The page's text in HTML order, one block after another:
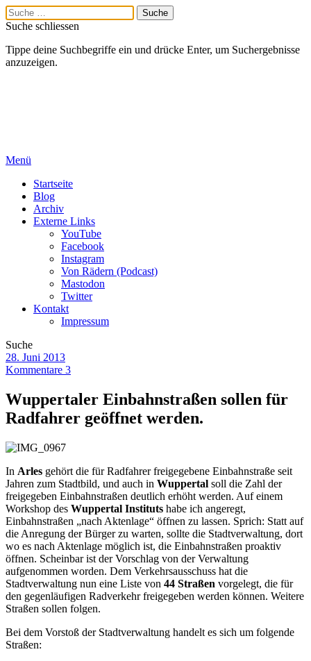
Suche schliessen
Tippe deine Suchbegriffe ein und drücke Enter, um Suchergebnisse
anzuzeigen.
Menü
Startseite
Blog
Archiv
Externe Links
YouTube
Facebook
Instagram
Von Rädern (Podcast)
Mastodon
Twitter
Kontakt
Impressum
Suche
28. Juni 2013
Kommentare 3
Wuppertaler Einbahnstraßen sollen für
Radfahrer geöffnet werden.
In Arles gehört die für Radfahrer freigegebene Einbahnstraße seit
Jahren zum Stadtbild, und auch in Wuppertal soll die Zahl der
freigegeben Einbahnstraßen deutlich erhöht werden. Auf einem
Workshop des Wuppertal Instituts habe ich angeregt,
Einbahnstraßen „nach Aktenlage“ öffnen zu lassen. Sprich: Statt auf
die Anregung der Bürger zu warten, sollte die Stadtverwaltung, dort
wo es nach Aktenlage möglich ist, die Einbahnstraßen proaktiv
öffnen. Scheinbar ist der Vorschlag von der Verwaltung
aufgenommen worden. Dem Verkehrsausschuss hat die
Stadtverwaltung nun eine Liste von 44 Straßen vorgelegt, die für
den gegenläufigen Radverkehr freigegeben werden können. Weitere
Straßen sollen folgen.
Bei dem Vorstoß der Stadtverwaltung handelt es sich um folgende
Straßen: